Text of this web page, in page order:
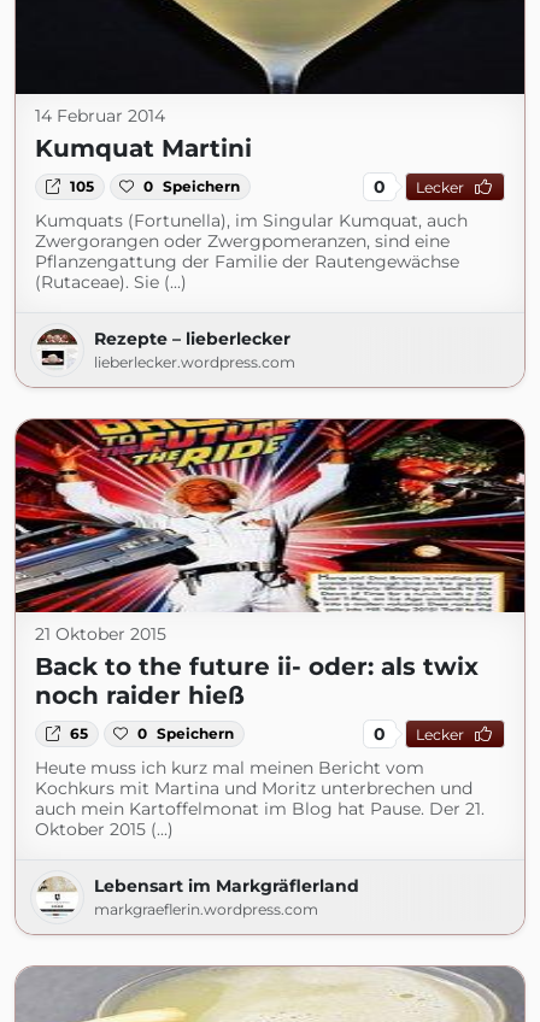
14 Februar 2014
Kumquat Martini
105 0 Speichern 0 Lecker
Kumquats (Fortunella), im Singular Kumquat, auch
Zwergorangen oder Zwergpomeranzen, sind eine
Pflanzengattung der Familie der Rautengewächse
(Rutaceae). Sie (...)
Rezepte – lieberlecker
lieberlecker.wordpress.com
21 Oktober 2015
Back to the future ii- oder: als twix
noch raider hieß
65 0 Speichern 0 Lecker
Heute muss ich kurz mal meinen Bericht vom
Kochkurs mit Martina und Moritz unterbrechen und
auch mein Kartoffelmonat im Blog hat Pause. Der 21.
Oktober 2015 (...)
Lebensart im Markgräflerland
markgraeflerin.wordpress.com